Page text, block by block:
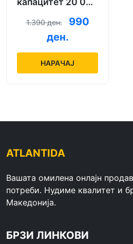
mAh + кабел за
полнење
1.390 ден.
990
ден.
НАРАЧАЈ
ATLANTIDA
Вашата омилена онлајн
потреби. Нудиме квалитет и
Македонија.
БРЗИ ЛИНКОВИ